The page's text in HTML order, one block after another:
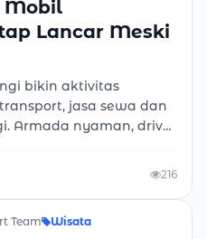
Mobil
Lancar Meski
bikin aktivitas
jasa sewa dan
Armada nyaman, driver
kunjung reda.
216
Team Wisata